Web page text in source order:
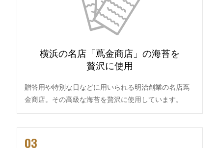
横浜の名店「蔦金商店」の海苔を
贅沢に使用
贈答用や特別な日などに用いられる明治創業の名店蔦
金商店。その高級な海苔を贅沢に使用しています。
03